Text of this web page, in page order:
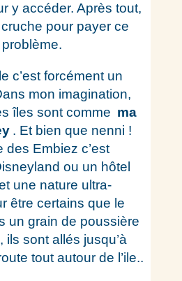
y accéder. Après tout,
pour payer ce
problème.
c’est forcément un
mon imagination,
îles sont comme ma
. Et bien que nenni !
des Embiez c’est
ou un hôtel
une nature ultra-
être certains que le
un grain de poussière
sont allés jusqu’à
tout autour de l’ile..